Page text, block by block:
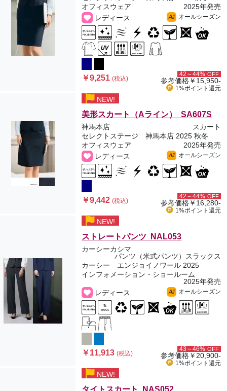
オフィスウェア
2025年発売
レディース
All オールシーズン
￥9,251(税込)
42～44% OFF
参考価格￥15,950-
1%ポイント 還元
NEW!
美形スカート（Aライン） SA607S
神馬本店
スカート
セレクトステージ 神馬本店 2025 秋冬
オフィスウェア
2025年発売
レディース
All オールシーズン
￥9,442(税込)
42～44% OFF
参考価格￥16,280-
1%ポイント 還元
NEW!
ストレートパンツ NAL053
カーシーカシマ
パンツ（米式パンツ）スラックス
カーシー エンジョイノワール 2025
インフォメーション・ショールーム
2025年発売
レディース
All オールシーズン
￥11,913(税込)
43～46% OFF
参考価格￥20,900-
1%ポイント 還元
NEW!